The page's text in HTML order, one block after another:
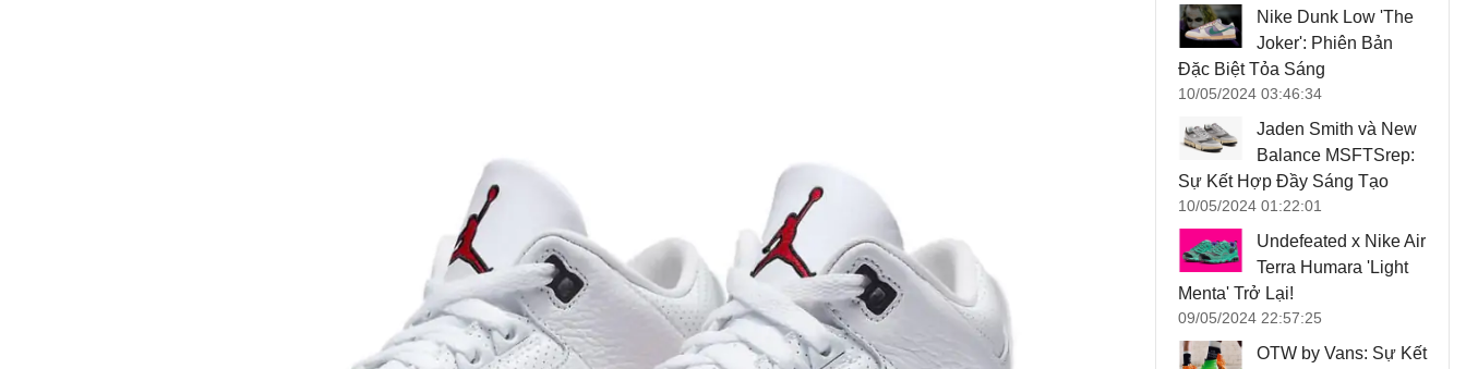
Nike Dunk Low 'The
Joker': Phiên Bản
Đặc Biệt Tỏa Sáng
10/05/2024 03:46:34
Jaden Smith và New
Balance MSFTSrep:
Sự Kết Hợp Đầy Sáng Tạo
10/05/2024 01:22:01
Undefeated x Nike Air
Terra Humara 'Light
Menta' Trở Lại!
09/05/2024 22:57:25
OTW by Vans: Sự Kết